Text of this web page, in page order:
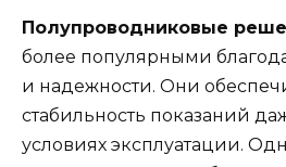
Полупроводниковые
более популярными
и надежности. Они
стабильность показаний
условиях эксплуатации.